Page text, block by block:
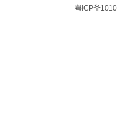
粤ICP备